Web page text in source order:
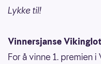
Lykke til!
Vinnersjanse
For å vinne 1. premien